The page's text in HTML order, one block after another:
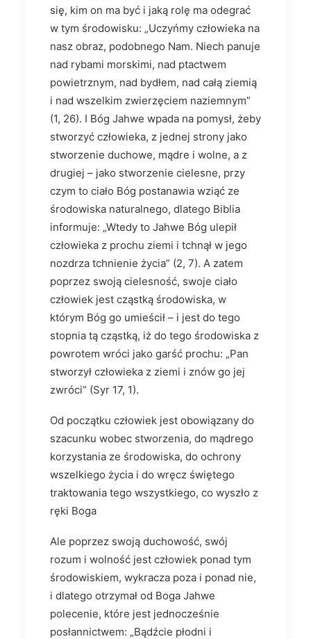
się, kim on ma być i jaką rolę ma odegrać
w tym środowisku: „Uczyńmy człowieka na
nasz obraz, podobnego Nam. Niech panuje
nad rybami morskimi, nad ptactwem
powietrznym, nad bydłem, nad całą ziemią
i nad wszelkim zwierzęciem naziemnym”
(1, 26). I Bóg Jahwe wpada na pomysł, żeby
stworzyć człowieka, z jednej strony jako
stworzenie duchowe, mądre i wolne, a z
drugiej – jako stworzenie cielesne, przy
czym to ciało Bóg postanawia wziąć ze
środowiska natural­nego, dlatego Biblia
informuje: „Wtedy to Jahwe Bóg ulepił
człowieka z prochu ziemi i tchnął w jego
nozdrza tchnienie życia” (2, 7). A zatem
poprzez swoją cielesność, swoje ciało
człowiek jest cząstką środowiska, w
którym Bóg go umieścił – i jest do tego
stopnia tą cząstką, iż do tego środowiska z
powrotem wróci jako garść prochu: „Pan
stworzył człowieka z ziemi i znów go jej
zwróci” (Syr 17, 1).
Od początku człowiek jest obowiązany do
szacunku wobec stworzenia, do mądrego
korzystania ze środowiska, do ochrony
wszelkiego życia i do wręcz świętego
traktowania tego wszystkiego, co wyszło z
ręki Boga
Ale poprzez swoją duchowość, swój
rozum i wolność jest człowiek ponad tym
środowiskiem, wykracza poza i ponad nie,
i dlatego otrzymał od Boga Jahwe
polecenie, które jest jednocześnie
posłannictwem: „Bądźcie płodni i